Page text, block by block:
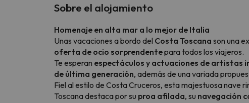
Sobre el alojamiento
Homenaje en alta mar a lo mejor de Italia
Unas vacaciones a bordo del Costa Toscana son una
oferta de ocio sorprendentepara todos los viajeros.
Te esperan espectáculos y actuaciones de artistas
de última generación, además de una variada
Fiel al estilo de Costa Cruceros, esta majestuosa nave
Toscana destaca por su proa afilada, su navegación